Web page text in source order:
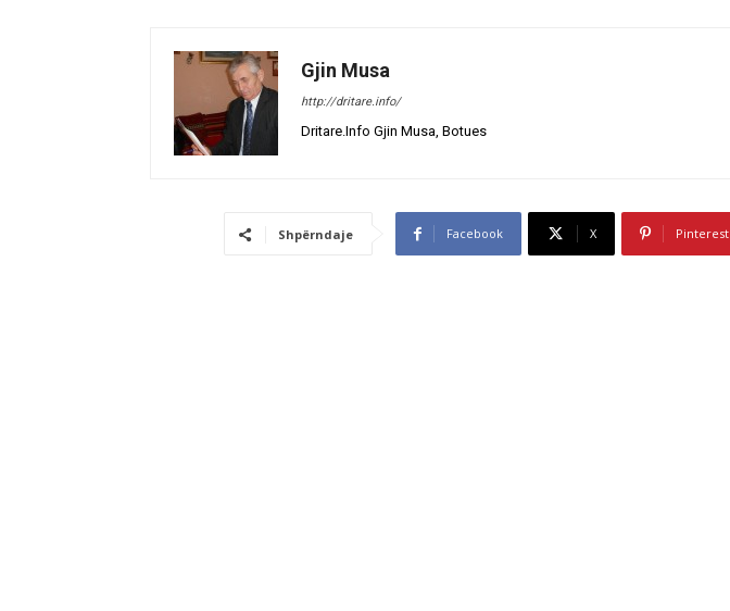
Gjin Musa
http://dritare.info/
Dritare.Info Gjin Musa, Botues
Shpërndaje Facebook X Pinterest